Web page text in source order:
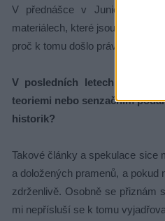
V přednášce v Junior klubu
materiálech, které jsou spjaté s
proč k tomu došlo právě zde a v
V posledních letech se v
teoriemi nebo senzačním
historik?
Takové články a spekulace sice
a doložených pramenů, a
zdrženlivě. Osobně se přiznám
mi nepřísluší se k tomu